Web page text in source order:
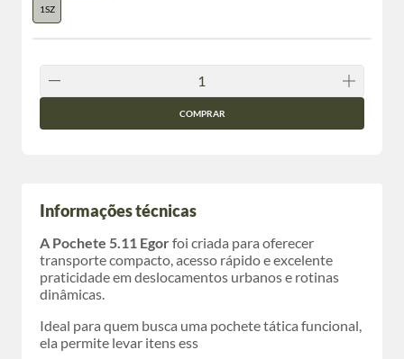
1SZ
COMPRAR
Informações técnicas
A Pochete 5.11 Egorfoi criada para oferecer
transporte compacto, acesso rápido e excelente
praticidade em deslocamentos urbanos e rotinas
dinâmicas.
Ideal para quem busca uma pochete tática funcional,
ela permite levar itens ess